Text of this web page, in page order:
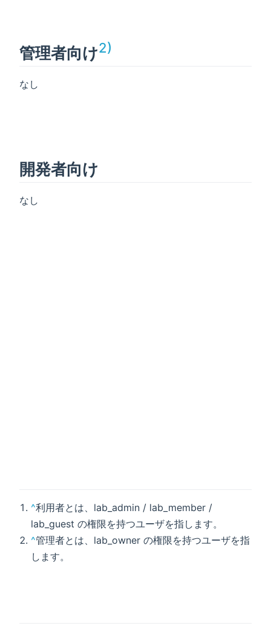
管理者向け2)
なし
開発者向け
なし
^利用者とは、lab_admin / lab_member /
lab_guest の権限を持つユーザを指します。
^管理者とは、lab_owner の権限を持つユーザを指
します。